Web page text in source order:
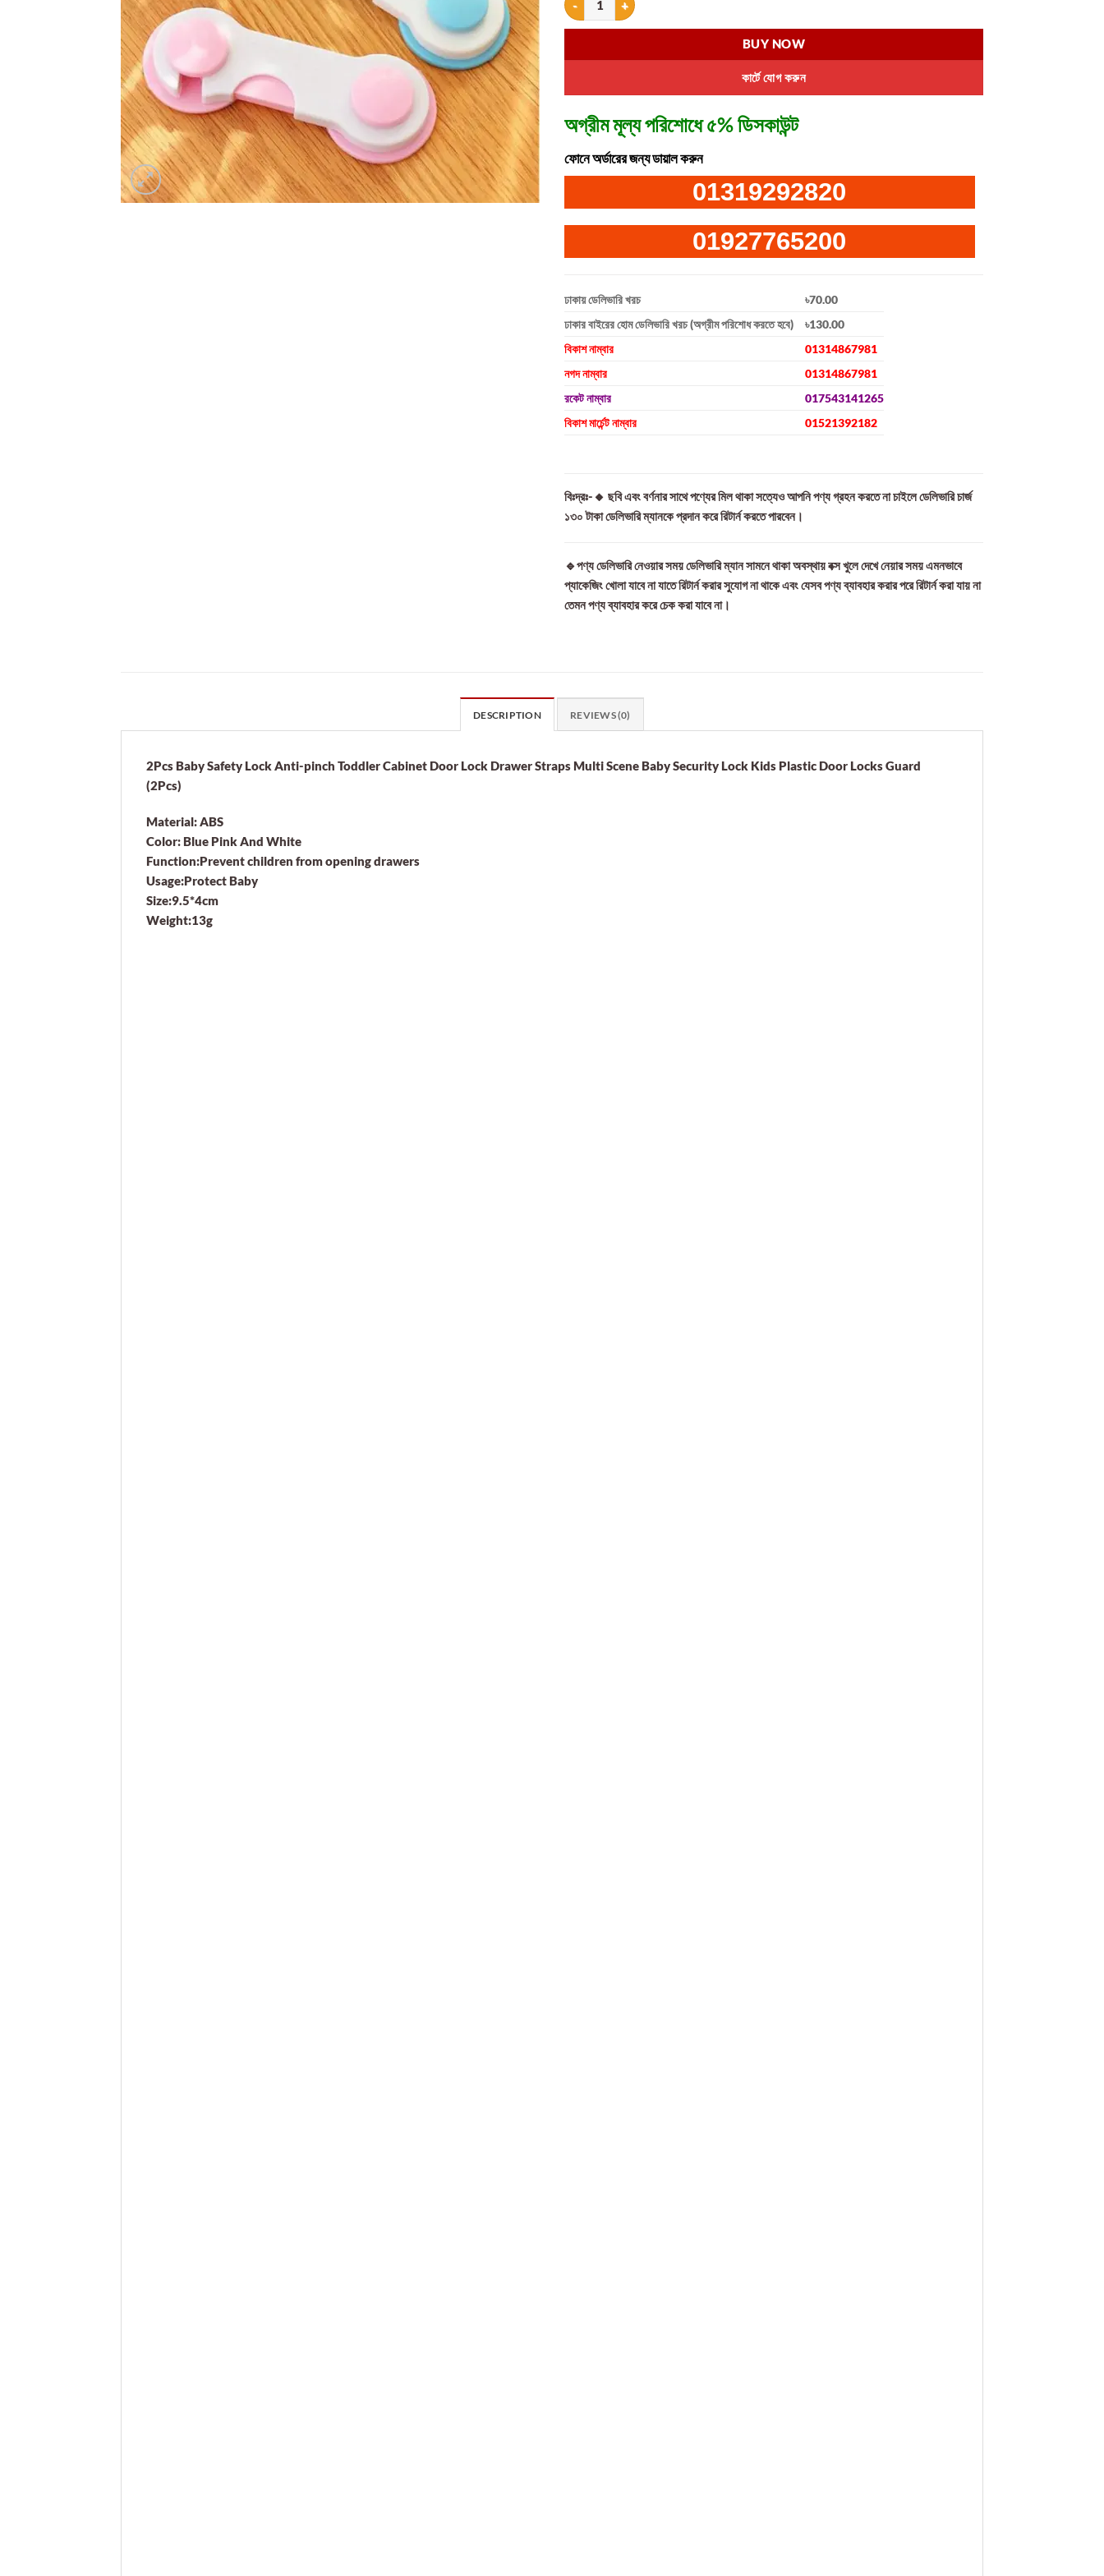
কার্টে যোগ করুন
BUY NOW
অগ্রীম মূল্য পরিশোধে ৫% ডিসকাউন্ট
ফোনে অর্ডারের জন্য ডায়াল করুন
01319292820
01927765200
ঢাকায় ডেলিভারি খরচ
৳70.00
ঢাকার বাইরের হোম ডেলিভারি খরচ (অগ্রীম পরিশোধ করতে হবে)
৳130.00
বিকাশ নাম্বার
01314867981
নগদ নাম্বার
01314867981
রকেট নাম্বার
017543141265
বিকাশ মার্চেন্ট নাম্বার
01521392182
বিঃদ্রঃ-🔸 ছবি এবং বর্ণনার সাথে পণ্যের মিল থাকা সত্যেও আপনি পণ্য গ্রহন করতে না চাইলে ডেলিভারি চার্জ
১৩০ টাকা ডেলিভারি ম্যানকে প্রদান করে রিটার্ন করতে পারবেন।
🔹পণ্য ডেলিভারি নেওয়ার সময় ডেলিভারি ম্যান সামনে থাকা অবস্থায় বক্স খুলে দেখে নেয়ার সময় এমনভাবে
প্যাকেজিং খোলা যাবে না যাতে রিটার্ন করার সুযোগ না থাকে এবং যেসব পণ্য ব্যাবহার করার পরে রিটার্ন করা যায় না
তেমন পণ্য ব্যাবহার করে চেক করা যাবে না।
DESCRIPTION REVIEWS (0)
2Pcs Baby Safety Lock Anti-pinch Toddler Cabinet Door Lock Drawer Straps Multi Scene Baby Security Lock Kids Plastic Door Locks Guard
(2Pcs)
Material: ABS
Color: Blue Pink And White
Function:Prevent children from opening drawers
Usage:Protect Baby
Size:9.5*4cm
Weight:13g